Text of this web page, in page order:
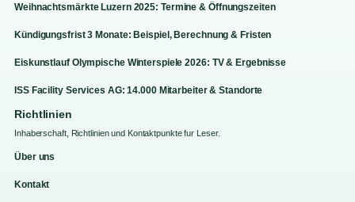
Weihnachtsmärkte Luzern 2025: Termine & Öffnungszeiten
Kündigungsfrist 3 Monate: Beispiel, Berechnung & Fristen
Eiskunstlauf Olympische Winterspiele 2026: TV & Ergebnisse
ISS Facility Services AG: 14.000 Mitarbeiter & Standorte
Richtlinien
Inhaberschaft, Richtlinien und Kontaktpunkte fur Leser.
Über uns
Kontakt